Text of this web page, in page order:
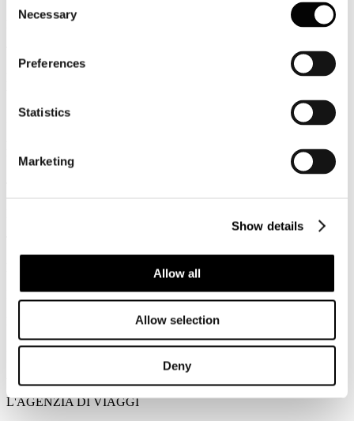
Selection
Necessary
Preferences
Statistics
Marketing
Show details
Allow all
Allow selection
Deny
Renzi: Stato gestirà promozione turismo
Fatturati in crescita per il settore fieristico globale: emerge il
EVENT REPORT
Brexit fa paura al trasporto aereo. Primi tagli dei voli sul Regno
Unito
La top 10 estiva di Kayak: Sardegna e Bari sul podio
L'AGENZIA DI VIAGGI
L'Italia turistica si digitalizza: free wifi dalle spiagge alle stazioni
L'AGENZIA DI VIAGGI
Aniasa, rinnovato il contratto collettivo dell'autonoleggio
L'AGENZIA DI VIAGGI